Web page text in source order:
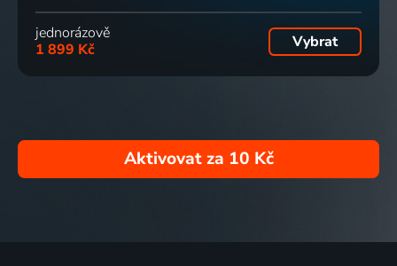
jednorázově
1 899 Kč
Vybrat
Aktivovat za 10 Kč